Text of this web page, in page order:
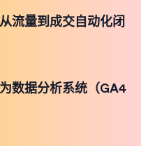
流量到成交自动化闭
数据分析系统（GA4